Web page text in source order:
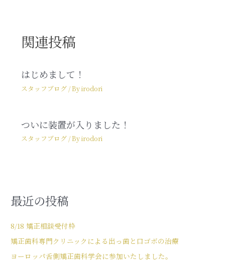
関連投稿
はじめまして！
スタッフブログ/ Byirodori
ついに装置が入りました！
スタッフブログ/ Byirodori
最近の投稿
8/18 矯正相談受付枠
矯正歯科専門クリニックによる出っ歯と口ゴボの治療
ヨーロッパ舌側矯正歯科学会に参加いたしました。